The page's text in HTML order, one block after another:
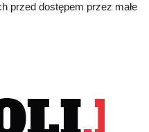
przed dostępem przez małe